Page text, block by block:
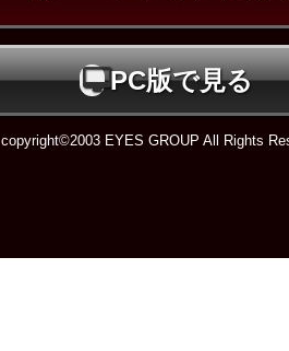
PC版で見る
copyright©2003 EYES GROUP All Rights